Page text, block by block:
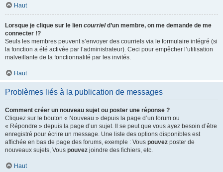
Haut
Lorsque je clique sur le lien courrield’un membre, on me demande de me
connecter !?
Seuls les membres peuvent s’envoyer des courriels via le formulaire intégré (si
la fonction a été activée par l’administrateur). Ceci pour empêcher l’utilisation
malveillante de la fonctionnalité par les invités.
Haut
Problèmes liés à la publication de messages
Comment créer un nouveau sujet ou poster une réponse ?
Cliquez sur le bouton « Nouveau » depuis la page d’un forum ou
« Répondre » depuis la page d’un sujet. Il se peut que vous ayez besoin d’être
enregistré pour écrire un message. Une liste des options disponibles est
affichée en bas de page des forums, exemple : Vous pouvez poster de
nouveaux sujets, Vous pouvez joindre des fichiers, etc.
Haut